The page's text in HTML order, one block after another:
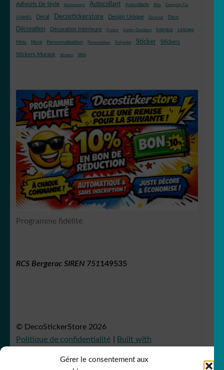
Gérer le consentement aux
Adhésifs De Style Anniversaire Autocollant Autocollants Bike Camping-Car
CHANEL Decal Decostickerstore Design Unique Douceur Déco
Décoration Décoration Intérieure France Harley Davidson Intérieur Lettrage
Moto Mural Personnalisation Personnaliser Polyester Sticker Stickers
Stickers Muraux Versace Vélo
Programme fidélité
RCS Bergerac SIREN 751149535
© DecoStickerStore 2026
Politique de confidentialité
Built with